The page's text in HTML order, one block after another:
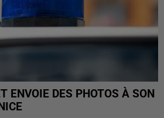
ENVOIE DES PHOTOS À SON